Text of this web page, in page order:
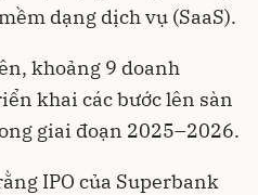
dạng dịch vụ (SaaS).
khoảng 9 doanh
khai các bước lên sàn
giai đoạn 2025–2026.
IPO của Superbank